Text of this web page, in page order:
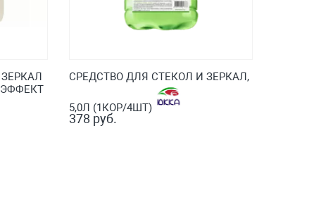
СРЕДСТВО ДЛЯ СТЕКОЛ И ЗЕРКАЛ,
5,0Л (1КОР/4ШТ)
378 руб.